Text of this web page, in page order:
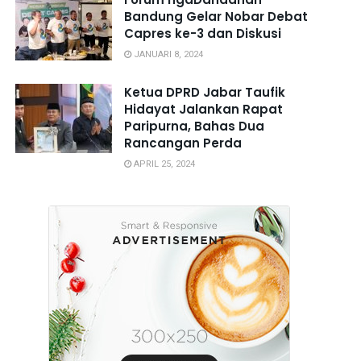
Bandung Gelar Nobar Debat
Capres ke-3 dan Diskusi
JANUARI 8, 2024
Ketua DPRD Jabar Taufik
Hidayat Jalankan Rapat
Paripurna, Bahas Dua
Rancangan Perda
APRIL 25, 2024